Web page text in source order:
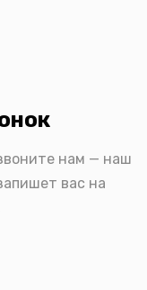
нам — наш
вас на